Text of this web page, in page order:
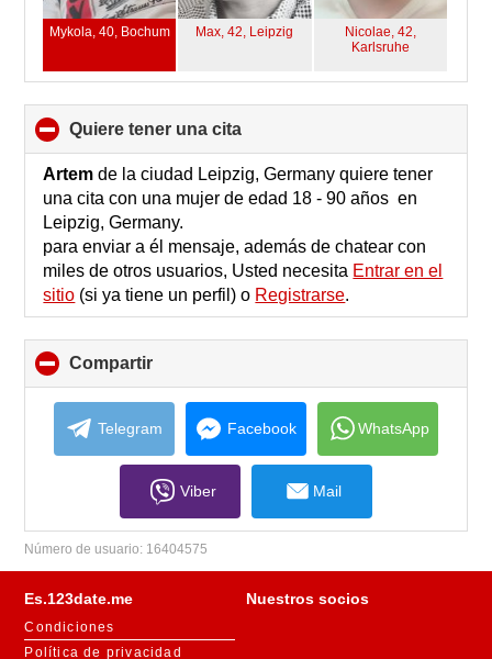
Mykola, 40, Bochum Max, 42, Leipzig
Nicolae, 42,
Karlsruhe
quiere tener una cita
to
collapse
contents
Artеm de la ciudad Leipzig, Germany quiere tener
una cita con una mujer de edad 18 - 90 años en
Leipzig, Germany.
para enviar a él mensaje, además de chatear con
miles de otros usuarios, Usted necesita Entrar en el
sitio (si ya tiene un perfil) o Registrarse.
Compartir
to
collapse
contents
Telegram Facebook WhatsApp
Viber Mail
Número de usuario: 16404575
Es.123date.me
Condiciones
Política de privacidad
Nuestros socios